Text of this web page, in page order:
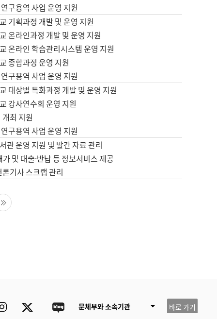
구용역 사업 운영 지원
기획과정 개발 및 운영 지원
온라인과정 개발 및 운영 지원
온라인 학습관리시스템 운영 지원
종합과정 운영 지원
구용역 사업 운영 지원
대상별 특화과정 개발 및 운영 지원
강사연수회 운영 지원
최 지원
구용역 사업 운영 지원
관 운영 지원 및 발간 자료 관리
가 및 대출·반납 등 정보서비스 제공
기사 스크랩 관리
이지
마지막 페이지
Instagram Twitter 문체부와 소속기관 바로 가기